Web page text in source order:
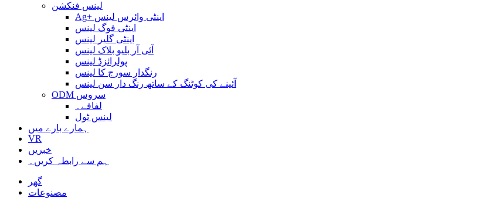
لینس فنکشن
Ag+ اینٹی وائرس لینس
اینٹی فوگ لینس
اینٹی گلیر لینس
آئی آر بلیو بلاک لینس
پولرائزڈ لینس
رنگدار سورج کا لینس
آئینے کی کوٹنگ کے ساتھ رنگ دار سن لینس
ODM سروس
لفافے۔
لینس ٹول
ہمارے بارے میں
VR
خبریں
ہم سے رابطہ کریں۔
گھر
مصنوعات